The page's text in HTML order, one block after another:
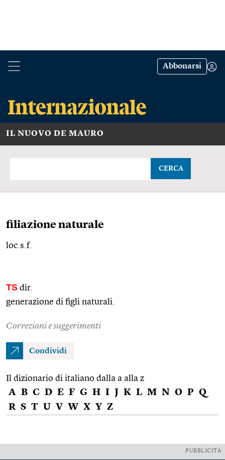
Abbonarsi
IL NUOVO DE MAURO
CERCA
filiazione naturale
loc.s.f.
TS dir.
generazione di figli naturali.
Correzioni e suggerimenti
Condividi
Il dizionario di italiano dalla a alla z
A B C D E F G H I J K L M N O P Q
R S T U V W X Y Z
PUBBLICITÀ